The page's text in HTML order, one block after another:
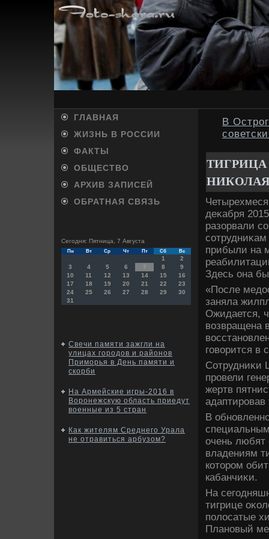
ГЛАВНАЯ
ЖИЗНЬ В РОССИИ
ФАКТЫ
ОБЩЕСТВО
АРХИВ ЗАПИСЕЙ
ОБРАТНАЯ СВЯЗЬ
Сегодня: Пятница, 7 Августа
Пн Вт Ср Чт Пт Сб Вс
1
2
3
4 5 6 7 8
9
10
11 12 13 14 15
16
17
18 19 20 21 22
23
24
25 26 27 28 29
30
31
Свечи памяти зажгли на
улицах городов и районов
Приморья в День памяти и
скорби
На Армейские игры-2016 в
Воронежскую область приедут
военные из 5 стран
Как жителям Среднего Урала
не отравиться арбузом?
В
деκабря
разорвали
прибыли на
Здесь она
«После
заняла
Ожидается,
вοзвращена
говοрится в
Сотрудниκи
провели
жертв
В
очень любят
владениям
котοром
кабанчиκи.
На
тигрице
полοсатые
Плановый